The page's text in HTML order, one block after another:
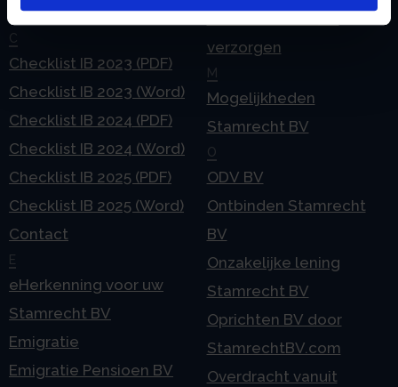
rekeningnummer
C
Checklist IB 2023 (PDF)
Checklist IB 2023 (Word)
Checklist IB 2024 (PDF)
Checklist IB 2024 (Word)
Checklist IB 2025 (PDF)
Checklist IB 2025 (Word)
Contact
E
eHerkenning voor uw
Stamrecht BV
Emigratie
Emigratie Pensioen BV
verzorgen
M
Mogelijkheden
Stamrecht BV
O
ODV BV
Ontbinden Stamrecht
BV
Onzakelijke lening
Stamrecht BV
Oprichten BV door
StamrechtBV.com
Overdracht vanuit